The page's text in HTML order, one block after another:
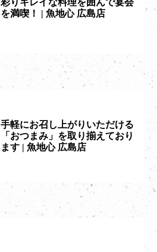
彩りキレイな料理を囲んで宴会
を満喫！ | 魚地心 広島店
手軽にお召し上がりいただける
「おつまみ」を取り揃えており
ます | 魚地心 広島店